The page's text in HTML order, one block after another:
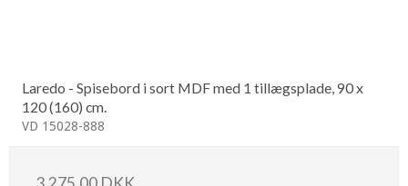
Laredo - Spisebord i sort MDF med 1 tillægsplade, 90 x
120 (160) cm.
VD 15028-888